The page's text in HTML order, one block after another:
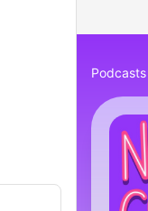
Podcasts